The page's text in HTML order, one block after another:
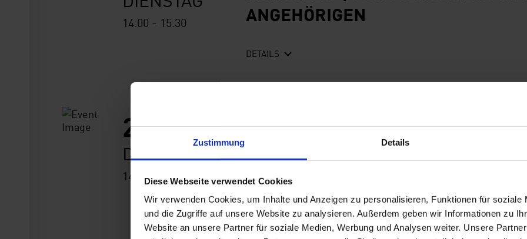
Zustimmung Details
Diese Webseite verwendet Cookies
Wir verwenden Cookies, um Inhalte und Anzeigen zu personalisieren, Funktionen für soziale
und die Zugriffe auf unsere Website zu analysieren. Außerdem geben wir Informationen zu
Website an unsere Partner für soziale Medien, Werbung und Analysen weiter. Unsere
14.00 - 15.30
ANGEHÖRIGEN
DETAILS
25.08.
DIENSTAG
14.00 - 15.30
FÜHRUNG BESONDERES ALLE 65+ ERWACHSENE
KUNSTZEIT | FÜR MENSCHEN
ANGEHÖRIGEN
DETAILS